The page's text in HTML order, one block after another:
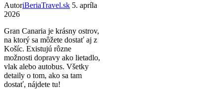
AutoriBeriaTravel.sk 5. apríla
2026
Gran Canaria je krásny ostrov,
na ktorý sa môžete dostať aj z
Košíc. Existujú rôzne
možnosti dopravy ako lietadlo,
vlak alebo autobus. Všetky
detaily o tom, ako sa tam
dostať, nájdete tu!